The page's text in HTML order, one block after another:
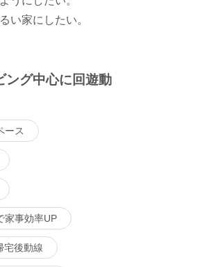
い家にしたい。
ング中心に回遊動
ース
家事効率UP
宅後動線